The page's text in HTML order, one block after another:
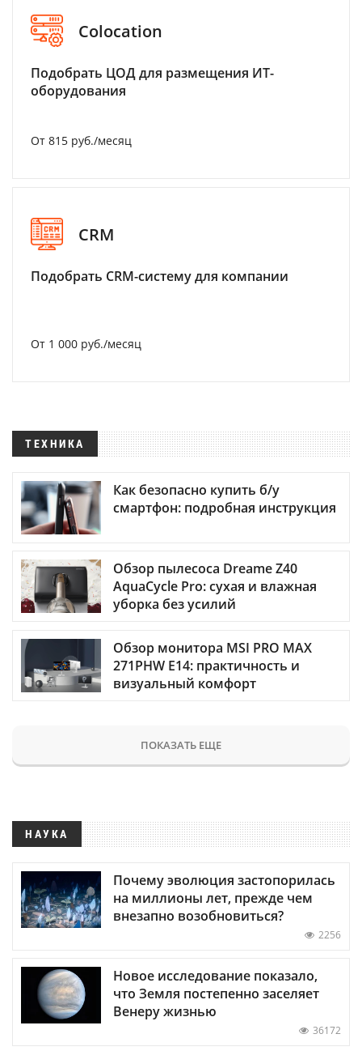
Colocation
Подобрать ЦОД для размещения ИТ-
оборудования
От 815 руб./месяц
CRM
Подобрать CRM-систему для компании
От 1 000 руб./месяц
ТЕХНИКА
Как безопасно купить б/у
смартфон: подробная инструкция
Обзор пылесоса Dreame Z40
AquaCycle Pro: сухая и влажная
уборка без усилий
Обзор монитора MSI PRO MAX
271PHW E14: практичность и
визуальный комфорт
ПОКАЗАТЬ ЕЩЕ
НАУКА
Почему эволюция застопорилась
на миллионы лет, прежде чем
внезапно возобновиться?
2256
Новое исследование показало,
что Земля постепенно заселяет
Венеру жизнью
36172